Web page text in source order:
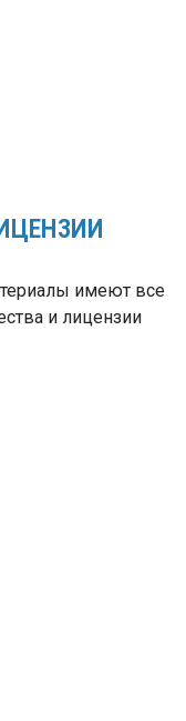
имеют все
и лицензии